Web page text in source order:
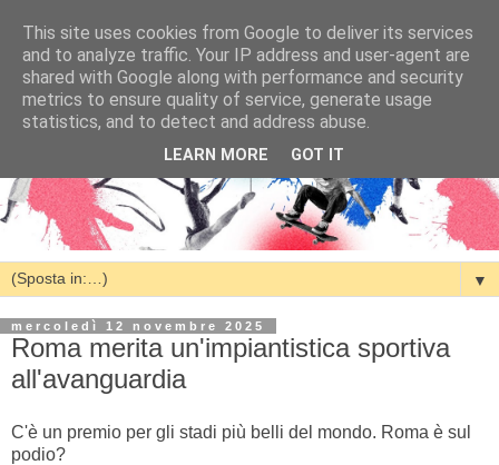
▼
mercoledì 12 novembre 2025
Roma merita un'impiantistica sportiva
all'avanguardia
C'è un premio per gli stadi più belli del mondo. Roma è sul
podio?
This site uses cookies from Google to deliver its services
and to analyze traffic. Your IP address and user-agent are
shared with Google along with performance and security
metrics to ensure quality of service, generate usage
statistics, and to detect and address abuse.
LEARN MORE GOT IT